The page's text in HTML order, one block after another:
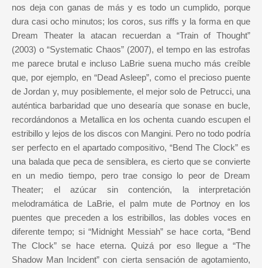
nos deja con ganas de más y es todo un cumplido, porque
dura casi ocho minutos; los coros, sus riffs y la forma en que
Dream Theater la atacan recuerdan a “Train of Thought”
(2003) o “Systematic Chaos” (2007), el tempo en las estrofas
me parece brutal e incluso LaBrie suena mucho más creíble
que, por ejemplo, en “Dead Asleep”, como el precioso puente
de Jordan y, muy posiblemente, el mejor solo de Petrucci, una
auténtica barbaridad que uno desearía que sonase en bucle,
recordándonos a Metallica en los ochenta cuando escupen el
estribillo y lejos de los discos con Mangini. Pero no todo podría
ser perfecto en el apartado compositivo, “Bend The Clock” es
una balada que peca de sensiblera, es cierto que se convierte
en un medio tiempo, pero trae consigo lo peor de Dream
Theater; el azúcar sin contención, la interpretación
melodramática de LaBrie, el palm mute de Portnoy en los
puentes que preceden a los estribillos, las dobles voces en
diferente tempo; si “Midnight Messiah” se hace corta, “Bend
The Clock” se hace eterna. Quizá por eso llegue a “The
Shadow Man Incident” con cierta sensación de agotamiento,